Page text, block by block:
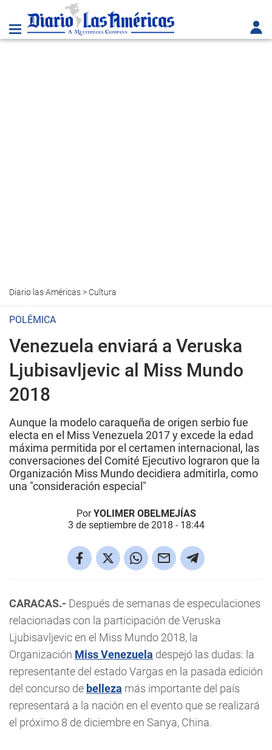
Diario las Américas> Cultura
POLÉMICA
Venezuela enviará a Veruska
Ljubisavljevic al Miss Mundo
2018
Aunque la modelo caraqueña de origen serbio fue
electa en el Miss Venezuela 2017 y excede la edad
máxima permitida por el certamen internacional, las
conversaciones del Comité Ejecutivo lograron que la
Organización Miss Mundo decidiera admitirla, como
una "consideración especial"
PorYOLIMER OBELMEJÍAS
3 de septiembre de 2018 - 18:44
CARACAS.- Después de semanas de especulaciones
relacionadas con la participación de Veruska
Ljubisavljevic en el Miss Mundo 2018, la
Organización Miss Venezuela despejó las dudas: la
representante del estado Vargas en la pasada edición
del concurso de belleza más importante del país
representará a la nación en el evento que se realizará
el próximo 8 de diciembre en Sanya, China.